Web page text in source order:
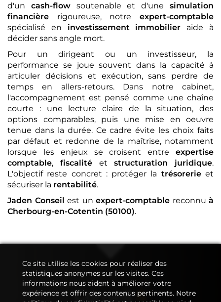
d'un cash-flowsoutenable et d'unesimulation
financière rigoureuse, notre expert-comptable
spécialisé en investissement immobilier aide à
décider sans angle mort.
Pour un dirigeant ou un investisseur, la
performance se joue souvent dans la capacité à
articuler décisions et exécution, sans perdre de
temps en allers-retours. Dans notre cabinet,
l'accompagnement est pensé comme une chaîne
courte : une lecture claire de la situation, des
options comparables, puis une mise en oeuvre
tenue dans la durée. Ce cadre évite les choix faits
par défaut et redonne de la maîtrise, notamment
lorsque les enjeux se croisent entre expertise
comptable, fiscalitéetstructuration juridique.
L'objectif reste concret : protéger la trésorerieet
sécuriser la rentabilité.
Jaden Conseil est un expert-comptable reconnu à
Cherbourg-en-Cotentin (50100).
Conseil&
Ce site utilise les cookies pour réaliser des
statistiques anonymes sur les visites. Ces
informations nous aident à améliorer votre
expérience et offrir des contenus pertinents. Notre